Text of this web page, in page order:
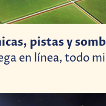
pistas y
en línea, todo